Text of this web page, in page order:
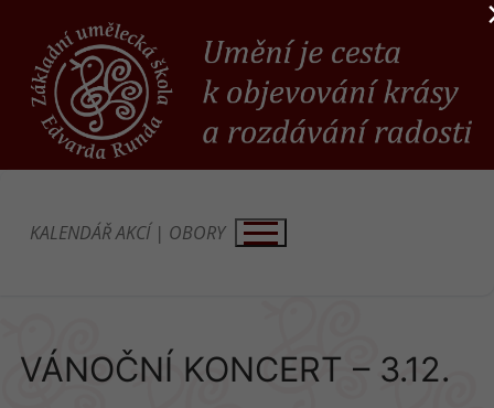
obsah
KALENDÁŘ AKCÍ| OBORY
VÁNOČNÍ KONCERT – 3.12.